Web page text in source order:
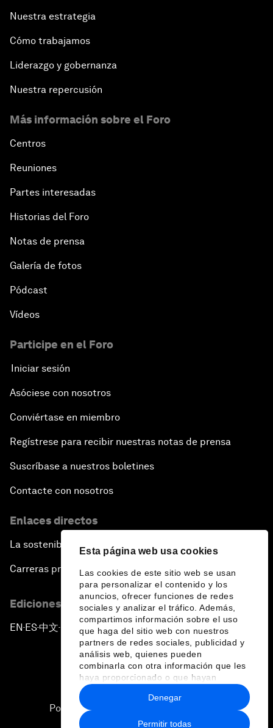
Esta página web usa cookies
Las cookies de este sitio web se usan
para personalizar el contenido y los
anuncios, ofrecer funciones de redes
sociales y analizar el tráfico. Además,
compartimos información sobre el uso
que haga del sitio web con nuestros
partners de redes sociales, publicidad y
análisis web, quienes pueden
combinarla con otra información que les
haya proporcionado o que hayan
recopilado a partir del uso que haya
hecho de sus servicios.
Permitir todas
Denegar
Nuestra estrategia
Cómo trabajamos
Liderazgo y gobernanza
Nuestra repercusión
Más información sobre el Foro
Centros
Reuniones
Partes interesadas
Historias del Foro
Notas de prensa
Galería de fotos
Pódcast
Vídeos
Participe en el Foro
Iniciar sesión
Asóciese con nosotros
Conviértase en miembro
Regístrese para recibir nuestras notas de prensa
Suscríbase a nuestros boletines
Contacte con nosotros
Enlaces directos
La sostenibilidad en el Foro
Carreras profesionales
Ediciones en otros idiomas
EN ▪ ES▪中文▪ 日本語
Política de privacidad y normas de uso